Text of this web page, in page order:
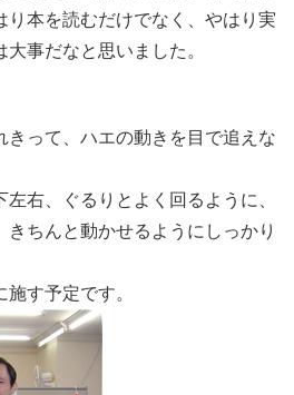
り本を読むだけでなく、やはり実
事だなと思いました。
きって、ハエの動きを目で追えな
右、ぐるりとよく回るように、
ちんと動かせるようにしっかり
す予定です。